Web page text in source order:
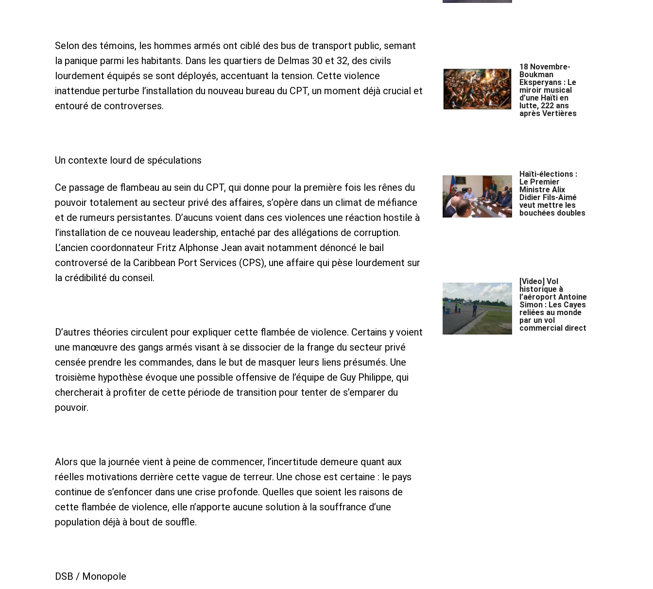
Selon des témoins, les hommes armés ont ciblé des bus de transport public, semant
la panique parmi les habitants. Dans les quartiers de Delmas 30 et 32, des civils
lourdement équipés se sont déployés, accentuant la tension. Cette violence
inattendue perturbe l’installation du nouveau bureau du CPT, un moment déjà crucial et
entouré de controverses.
Un contexte lourd de spéculations
Ce passage de flambeau au sein du CPT, qui donne pour la première fois les rênes du
pouvoir totalement au secteur privé des affaires, s’opère dans un climat de méfiance
et de rumeurs persistantes. D’aucuns voient dans ces violences une réaction hostile à
l’installation de ce nouveau leadership, entaché par des allégations de corruption.
L’ancien coordonnateur Fritz Alphonse Jean avait notamment dénoncé le bail
controversé de la Caribbean Port Services (CPS), une affaire qui pèse lourdement sur
la crédibilité du conseil.
D’autres théories circulent pour expliquer cette flambée de violence. Certains y voient
une manœuvre des gangs armés visant à se dissocier de la frange du secteur privé
censée prendre les commandes, dans le but de masquer leurs liens présumés. Une
troisième hypothèse évoque une possible offensive de l’équipe de Guy Philippe, qui
chercherait à profiter de cette période de transition pour tenter de s’emparer du
pouvoir.
Alors que la journée vient à peine de commencer, l’incertitude demeure quant aux
réelles motivations derrière cette vague de terreur. Une chose est certaine : le pays
continue de s’enfoncer dans une crise profonde. Quelles que soient les raisons de
cette flambée de violence, elle n’apporte aucune solution à la souffrance d’une
population déjà à bout de souffle.
DSB / Monopole
18 Novembre-
Boukman
Eksperyans : Le
miroir musical
d’une Haïti en
lutte, 222 ans
après Vertières
Haïti-élections :
Le Premier
Ministre Alix
Didier Fils-Aimé
veut mettre les
bouchées doubles
[Video] Vol
historique à
l’aéroport Antoine
Simon : Les Cayes
reliées au monde
par un vol
commercial direct